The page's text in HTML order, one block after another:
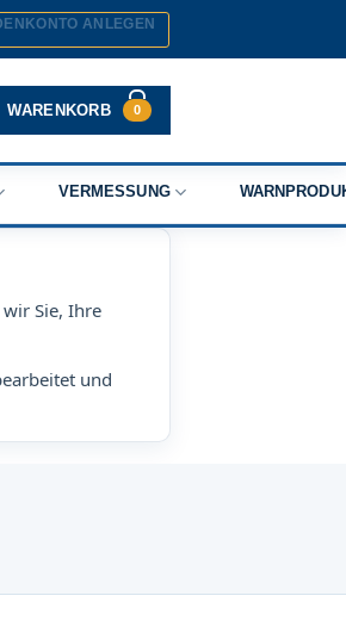
ANLEGEN
WARENKORB 0
VERMESSUNG
Sie, Ihre
und